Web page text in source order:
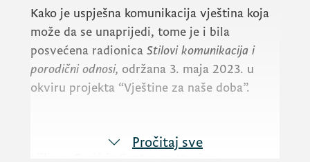
Kako je uspješna komunikacija vještina koja
može da se unaprijedi, tome je i bila
posvećena radionica Stilovi komunikacija i
porodični odnosi, održana 3. maja 2023. u
okviru projekta “Vještine za naše doba”.
Pročitaj sve